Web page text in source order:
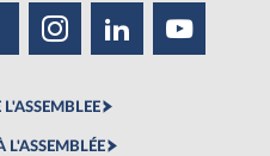
L'ASSEMBLÉE